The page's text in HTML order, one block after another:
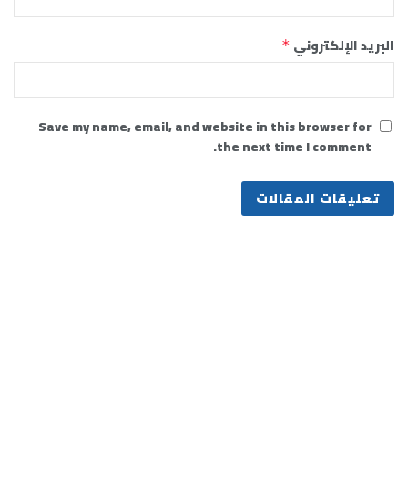
البريد الإلكتروني *
Save my name, email, and website in this browser for
the next time I comment.